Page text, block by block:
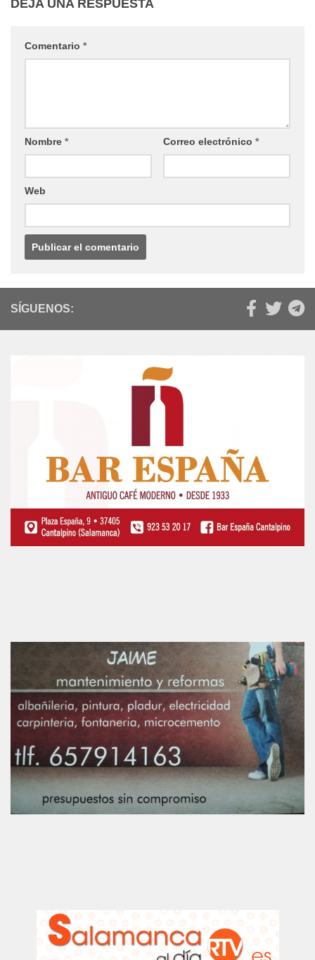
DEJA UNA RESPUESTA
Comentario *
Nombre * Correo electrónico *
Web
SÍGUENOS: